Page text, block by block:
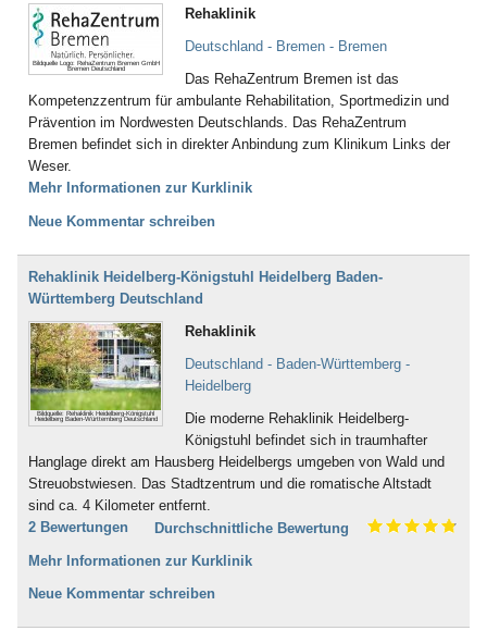
Bildquelle Logo: RehaZentrum Bremen GmbH
Bremen Deutschland
Rehaklinik
Deutschland - Bremen - Bremen
Das RehaZentrum Bremen ist das
Kompetenzzentrum für ambulante Rehabilitation, Sportmedizin und
Prävention im Nordwesten Deutschlands. Das RehaZentrum
Bremen befindet sich in direkter Anbindung zum Klinikum Links der
Weser.
Mehr Informationen zur Kurklinik
Neue Kommentar schreiben
Rehaklinik Heidelberg-Königstuhl Heidelberg Baden-
Württemberg Deutschland
Bildquelle: Rehaklinik Heidelberg-Königstuhl
Heidelberg Baden-Württemberg Deutschland
Rehaklinik
Deutschland - Baden-Württemberg -
Heidelberg
Die moderne Rehaklinik Heidelberg-
Königstuhl befindet sich in traumhafter
Hanglage direkt am Hausberg Heidelbergs umgeben von Wald und
Streuobstwiesen. Das Stadtzentrum und die romatische Altstadt
sind ca. 4 Kilometer entfernt.
2 Bewertungen
Durchschnittliche Bewertung
Mehr Informationen zur Kurklinik
Neue Kommentar schreiben